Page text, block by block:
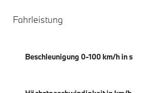
Fahrleistung
Beschleunigung 0-100 km/h in s